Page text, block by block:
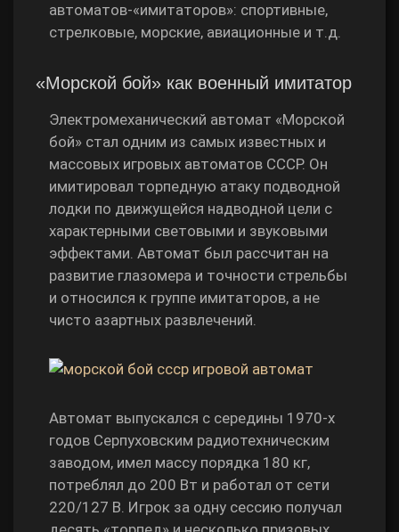
автоматов‑«имитаторов»: спортивные,
стрелковые, морские, авиационные и т.д.
«Морской бой» как военный имитатор
Электромеханический автомат «Морской
бой» стал одним из самых известных и
массовых игровых автоматов СССР. Он
имитировал торпедную атаку подводной
лодки по движущейся надводной цели с
характерными световыми и звуковыми
эффектами. Автомат был рассчитан на
развитие глазомера и точности стрельбы
и относился к группе имитаторов, а не
чисто азартных развлечений.
Автомат выпускался с середины 1970‑х
годов Серпуховским радиотехническим
заводом, имел массу порядка 180 кг,
потреблял до 200 Вт и работал от сети
220/127 В. Игрок за одну сессию получал